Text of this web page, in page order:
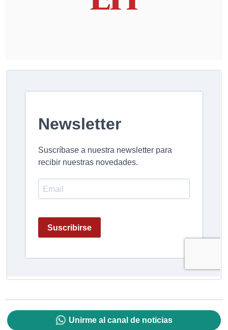
Unirme al canal de noticias